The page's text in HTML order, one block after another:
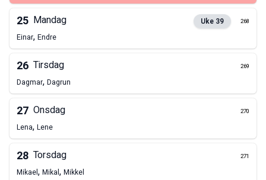
25 Mandag Uke 39 268
Einar, Endre
26 Tirsdag 269
Dagmar, Dagrun
27 Onsdag 270
Lena, Lene
28 Torsdag 271
Mikael, Mikal, Mikkel